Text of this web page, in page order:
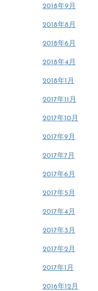
2018年9月
2018年8月
2018年6月
2018年4月
2018年1月
2017年11月
2017年10月
2017年9月
2017年7月
2017年6月
2017年5月
2017年4月
2017年3月
2017年2月
2017年1月
2016年12月